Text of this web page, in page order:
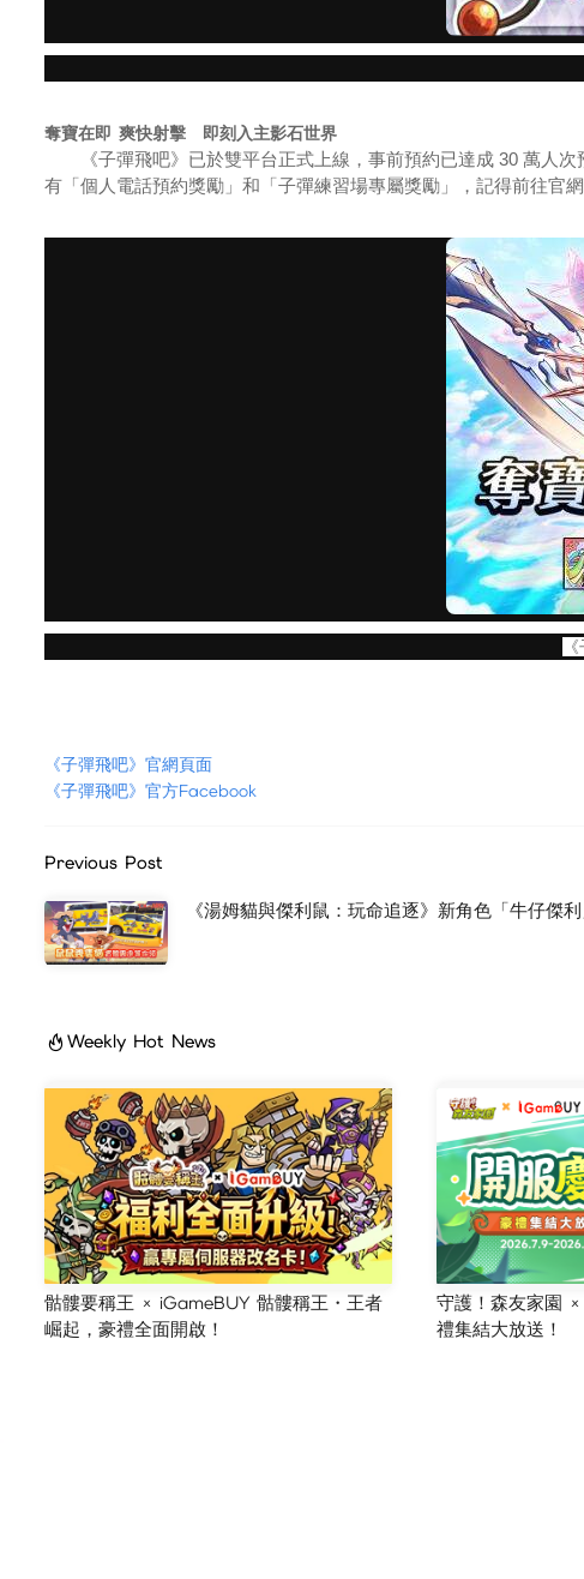
奪寶在即 爽快射擊 即刻入主影石世界
《子彈飛吧》已於雙平台正式上線，事前預約已達成 30 萬人次
有「個人電話預約獎勵」和「子彈練習場專屬獎勵」，記得前往官
《子彈飛吧》官網頁面
《子彈飛吧》官方Facebook
Previous Post
《湯姆貓與傑利鼠：玩命追逐》新角色「牛仔傑
Weekly Hot News
骷髏要稱王 × iGameBUY 骷髏稱王・王者
崛起，豪禮全面開啟！
守護！森友家園
禮集結大放送！